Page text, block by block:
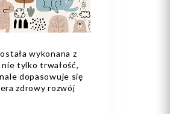
wykonana z
tylko trwałość,
dopasowuje się
zdrowy rozwój